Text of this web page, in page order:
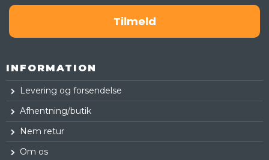
Tilmeld
INFORMATION
Levering og forsendelse
Afhentning/butik
Nem retur
Om os